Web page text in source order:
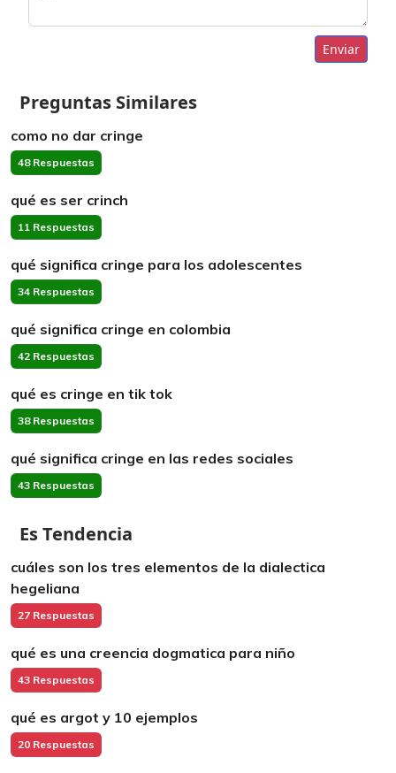
Enviar
Preguntas Similares
como no dar cringe
48 Respuestas
qué es ser crinch
11 Respuestas
qué significa cringe para los adolescentes
34 Respuestas
qué significa cringe en colombia
42 Respuestas
qué es cringe en tik tok
38 Respuestas
qué significa cringe en las redes sociales
43 Respuestas
Es Tendencia
cuáles son los tres elementos de la dialectica
hegeliana
27 Respuestas
qué es una creencia dogmatica para niño
43 Respuestas
qué es argot y 10 ejemplos
20 Respuestas